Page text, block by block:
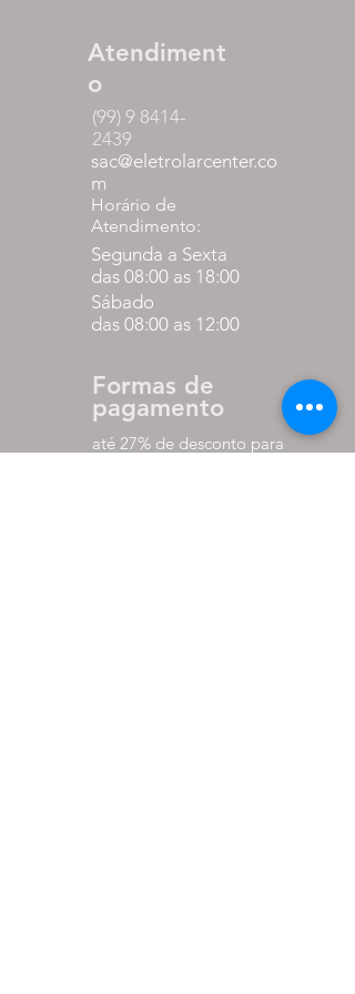
Atendiment
o
(99) 9 8414-
2439
sac@eletrolarcenter.co
m
Horário de
Atendimento:
Segunda a Sexta
das 08:00 as 18:00
Sábado
das 08:00 as 12:00
Formas de
pagamento
até 27% de desconto para
pagamento via pix